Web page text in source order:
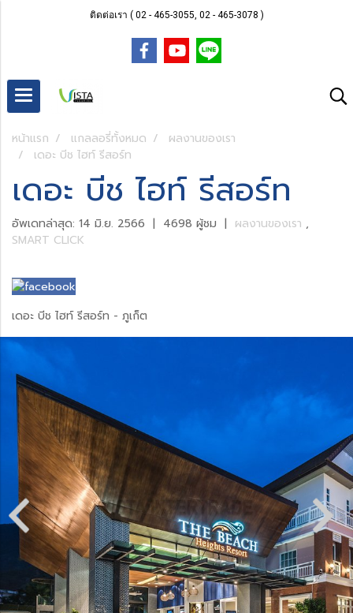
ติดต่อเรา ( 02 - 465-3055, 02 - 465-3078 )
หน้าแรก แกลลอรี่ทั้งหมด
ผลงานของเรา
เดอะ บีช ไฮท์ รีสอร์ท
เดอะ บีช ไฮท์ รีสอร์ท
อัพเดทล่าสุด: 14 มิ.ย. 2566 | 4698 ผู้ชม | ผลงานของเรา ,
SMART CLICK
เดอะ บีช ไฮท์ รีสอร์ท - ภูเก็ต